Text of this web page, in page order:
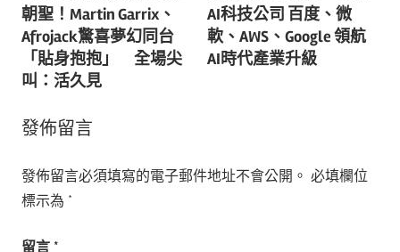
導
覽
朝聖！Martin Garrix、
Afrojack驚喜夢幻同台
「貼身抱抱」 全場尖
叫：活久見
AI科技公司 百度、微
軟、AWS、Google 領航
AI時代產業升級
發佈留言
發佈留言必須填寫的電子郵件地址不會公開。 必填欄位
標示為 *
留言 *